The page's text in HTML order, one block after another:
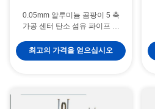
0.05mm 알루미늄 곰팡이 5 축
가공 센터 탄소 섬유 파이프 부
최고의 가격을 얻으십시오